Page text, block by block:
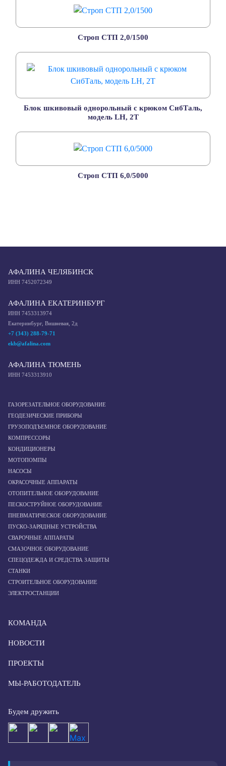
Строп СТП 2,0/1500
Блок шкивовый однорольный с крюком СибТаль,
модель LH, 2Т
Строп СТП 6,0/5000
АФАЛИНА ЧЕЛЯБИНСК
ИНН 7452072349
АФАЛИНА ЕКАТЕРИНБУРГ
ИНН 7453313974
Екатеринбург, Вишневая, 2д
+7 (343) 288-79-71
ekb@afalina.com
АФАЛИНА ТЮМЕНЬ
ИНН 7453313910
ГАЗОРЕЗАТЕЛЬНОЕ ОБОРУДОВАНИЕ
ГЕОДЕЗИЧЕСКИЕ ПРИБОРЫ
ГРУЗОПОДЪЕМНОЕ ОБОРУДОВАНИЕ
КОМПРЕССОРЫ
КОНДИЦИОНЕРЫ
МОТОПОМПЫ
НАСОСЫ
ОКРАСОЧНЫЕ АППАРАТЫ
ОТОПИТЕЛЬНОЕ ОБОРУДОВАНИЕ
ПЕСКОСТРУЙНОЕ ОБОРУДОВАНИЕ
ПНЕВМАТИЧЕСКОЕ ОБОРУДОВАНИЕ
ПУСКО-ЗАРЯДНЫЕ УСТРОЙСТВА
СВАРОЧНЫЕ АППАРАТЫ
СМАЗОЧНОЕ ОБОРУДОВАНИЕ
СПЕЦОДЕЖДА И СРЕДСТВА ЗАЩИТЫ
СТАНКИ
СТРОИТЕЛЬНОЕ ОБОРУДОВАНИЕ
ЭЛЕКТРОСТАНЦИИ
КОМАНДА
НОВОСТИ
ПРОЕКТЫ
МЫ-РАБОТОДАТЕЛЬ
Будем дружить